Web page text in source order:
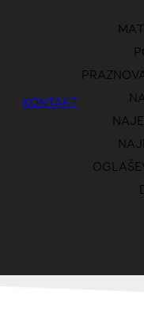
KONTAKT